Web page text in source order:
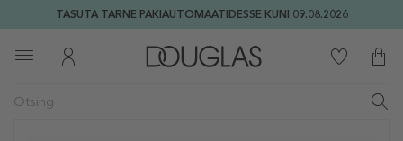
TASUTA TARNE PAKIAUTOMAATIDESSE KUNI 09.08.2026